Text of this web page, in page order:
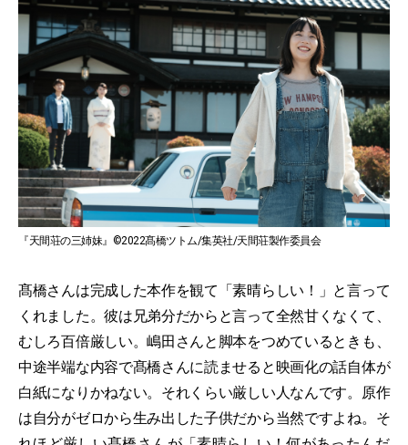
『天間荘の三姉妹』©2022髙橋ツトム/集英社/天間荘製作委員会
髙橋さんは完成した本作を観て「素晴らしい！」と言って
くれました。彼は兄弟分だからと言って全然甘くなくて、
むしろ百倍厳しい。嶋田さんと脚本をつめているときも、
中途半端な内容で髙橋さんに読ませると映画化の話自体が
白紙になりかねない。それくらい厳しい人なんです。原作
は自分がゼロから生み出した子供だから当然ですよね。そ